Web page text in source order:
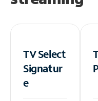
TV Select
Signatur
e